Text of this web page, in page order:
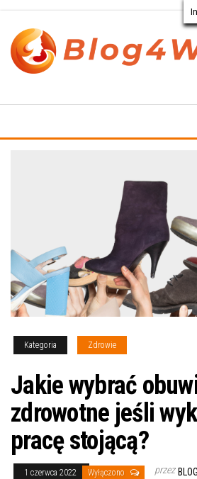
treści
o dla
Kategoria Zdrowie
Jakie wybrać
zdrowotne jeśli
pracę stojącą?
1 czerwca 2022 Wyłączono przez